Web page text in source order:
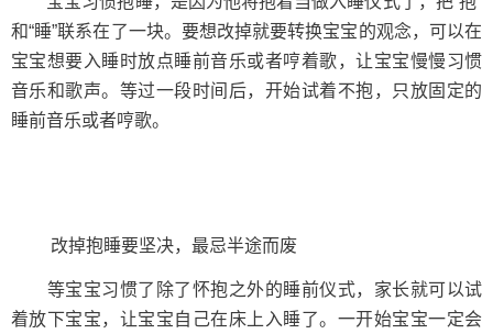
和“睡”联系在了一块。要想改掉就要转换宝宝的观念，可以在
宝宝想要入睡时放点睡前音乐或者哼着歌，让宝宝慢慢习惯
音乐和歌声。等过一段时间后，开始试着不抱，只放固定的
睡前音乐或者哼歌。
改掉抱睡要坚决，最忌半途而废
等宝宝习惯了除了怀抱之外的睡前仪式，家长就可以试
着放下宝宝，让宝宝自己在床上入睡了。一开始宝宝一定会